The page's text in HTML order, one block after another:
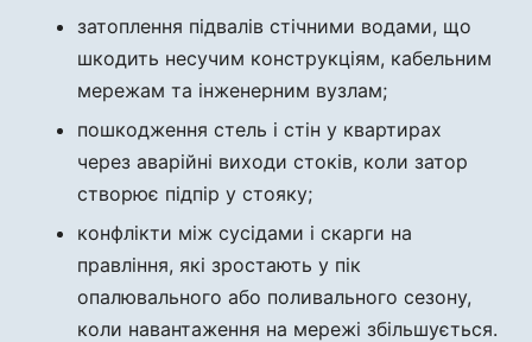
затоплення підвалів стічними водами, що
шкодить несучим конструкціям, кабельним
мережам та інженерним вузлам;
пошкодження стель і стін у квартирах
через аварійні виходи стоків, коли затор
створює підпір у стояку;
конфлікти між сусідами і скарги на
правління, які зростають у пік
опалювального або поливального сезону,
коли навантаження на мережі збільшується.